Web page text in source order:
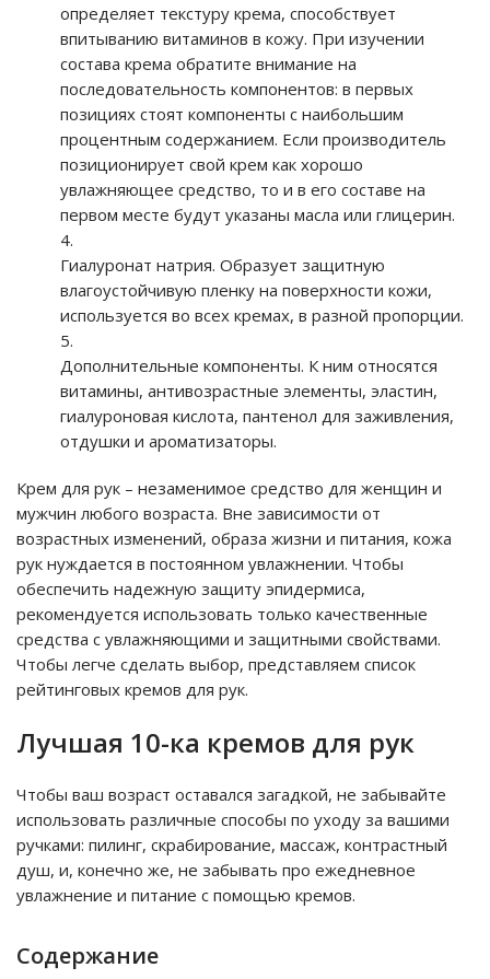
определяет текстуру крема, способствует
впитыванию витаминов в кожу. При изучении
состава крема обратите внимание на
последовательность компонентов: в первых
позициях стоят компоненты с наибольшим
процентным содержанием. Если производитель
позиционирует свой крем как хорошо
увлажняющее средство, то и в его составе на
первом месте будут указаны масла или глицерин.
Гиалуронат натрия. Образует защитную
влагоустойчивую пленку на поверхности кожи,
используется во всех кремах, в разной пропорции.
Дополнительные компоненты. К ним относятся
витамины, антивозрастные элементы, эластин,
гиалуроновая кислота, пантенол для заживления,
отдушки и ароматизаторы.
Крем для рук – незаменимое средство для женщин и
мужчин любого возраста. Вне зависимости от
возрастных изменений, образа жизни и питания, кожа
рук нуждается в постоянном увлажнении. Чтобы
обеспечить надежную защиту эпидермиса,
рекомендуется использовать только качественные
средства с увлажняющими и защитными свойствами.
Чтобы легче сделать выбор, представляем список
рейтинговых кремов для рук.
Лучшая 10-ка кремов для рук
Чтобы ваш возраст оставался загадкой, не забывайте
использовать различные способы по уходу за вашими
ручками: пилинг, скрабирование, массаж, контрастный
душ, и, конечно же, не забывать про ежедневное
увлажнение и питание с помощью кремов.
Содержание